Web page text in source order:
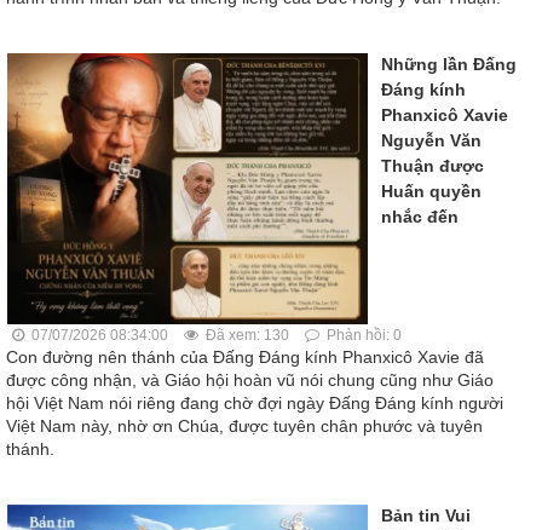
Những lần Đấng
Đáng kính
Phanxicô Xavie
Nguyễn Văn
Thuận được
Huấn quyền
nhắc đến
07/07/2026 08:34:00 Đã xem: 130 Phản hồi: 0
Con đường nên thánh của Đấng Đáng kính Phanxicô Xavie đã
được công nhận, và Giáo hội hoàn vũ nói chung cũng như Giáo
hội Việt Nam nói riêng đang chờ đợi ngày Đấng Đáng kính người
Việt Nam này, nhờ ơn Chúa, được tuyên chân phước và tuyên
thánh.
Bản tin Vui